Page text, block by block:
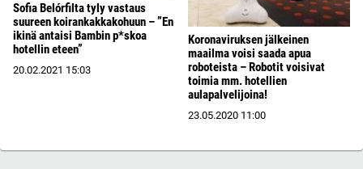
Sofia Belórfilta tyly vastaus
suureen koirankakkakohuun – ”En
ikinä antaisi Bambin p*skoa
hotellin eteen”
20.02.2021 15:03
Koronaviruksen jälkeinen
maailma voisi saada apua
roboteista – Robotit voisivat
toimia mm. hotellien
aulapalvelijoina!
23.05.2020 11:00